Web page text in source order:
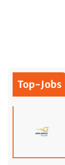
Top-Jobs